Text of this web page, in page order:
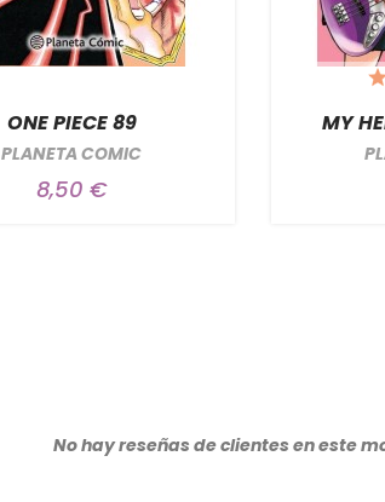
ONE PIECE 89
PLANETA COMIC
8,50 €
MY
No hay reseñas de clientes en este